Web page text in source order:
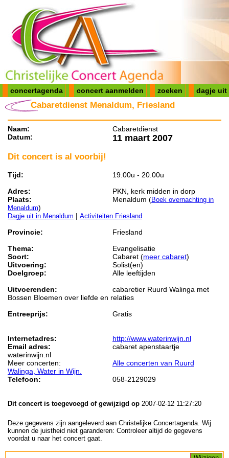
concertagenda concert aanmelden zoeken dagje uit
Cabaretdienst Menaldum, Friesland
Naam:
Cabaretdienst
Datum:
11 maart 2007
Dit concert is al voorbij!
Tijd:
19.00u - 20.00u
Adres:
PKN, kerk midden in dorp
Plaats:
Menaldum (Boek overnachting in
Menaldum)
Dagje uit in Menaldum | Activiteiten Friesland
Provincie:
Friesland
Thema:
Evangelisatie
Soort:
Cabaret (meer cabaret)
Uitvoering:
Solist(en)
Doelgroep:
Alle leeftijden
Uitvoerenden:
cabaretier Ruurd Walinga met
Bossen Bloemen over liefde en relaties
Entreeprijs:
Gratis
Internetadres:
http://www.waterinwijn.nl
Email adres:
cabaret apenstaartje
waterinwijn.nl
Meer concerten:
Alle concerten van Ruurd
Walinga, Water in Wijn.
Telefoon:
058-2129029
Dit concert is toegevoegd of gewijzigd op 2007-02-12 11:27:20
Deze gegevens zijn aangeleverd aan Christelijke Concertagenda. Wij
kunnen de juistheid niet garanderen: Controleer altijd de gegevens
voordat u naar het concert gaat.